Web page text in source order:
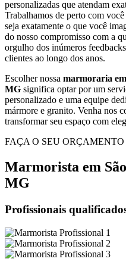
personalizadas que atendam
Trabalhamos de perto com
seja exatamente o que você
do nosso compromisso com a
orgulho dos inúmeros
clientes ao longo dos anos.
Escolher nossa marmoraria
MG significa optar por um
personalizado e uma equipe
mármore e granito. Venha nos
transformar seu espaço com
FAÇA O SEU
Marmorista em
MG
Profissionais